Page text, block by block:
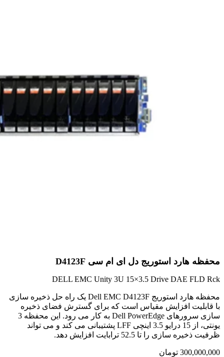
محفظه هارد استوریج دل ای ام سی D4123F
DELL EMC Unity 3U 15×3.5 Drive DAE FLD Rck
محفظه هارد استوریج Dell EMC D4123F یک راه حل ذخیره سازی
با قابلیت افزایش مقیاس است که برای گسترش فضای ذخیره
سازی سرورهای Dell PowerEdge به کار می رود. این محفظه 3
یونتی، از 15 درایو 3.5 اینچی LFF پشتیبانی می کند و می تواند
ظرفیت ذخیره سازی را تا 52.5 ترابایت افزایش دهد.
300,000,000 تومان